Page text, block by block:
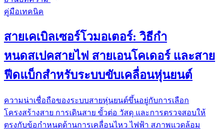
คู่มือเทคนิค
สายเคเบิลเซอร์โวมอเตอร์: วิธีกำ
หนดสเปคสายไฟ สายเอนโคเดอร์ และสาย
ฟีดแบ็กสำหรับระบบขับเคลื่อนหุ่นยนต์
ความน่าเชื่อถือของระบบสายหุ่นยนต์ขึ้นอยู่กับการเลือก
โครงสร้างสาย การเดินสาย ขั้วต่อ วัสดุ และการตรวจสอบให้
ตรงกับข้อกำหนดด้านการเคลื่อนไหว ไฟฟ้า สภาพแวดล้อม